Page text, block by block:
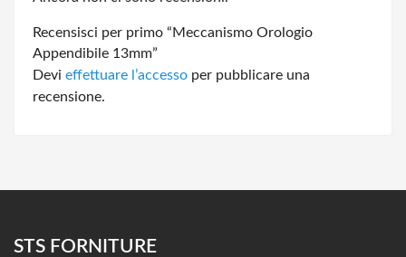
Recensisci per primo “Meccanismo Orologio
Appendibile 13mm”
Devi effettuare l’accesso per pubblicare una
recensione.
STS FORNITURE